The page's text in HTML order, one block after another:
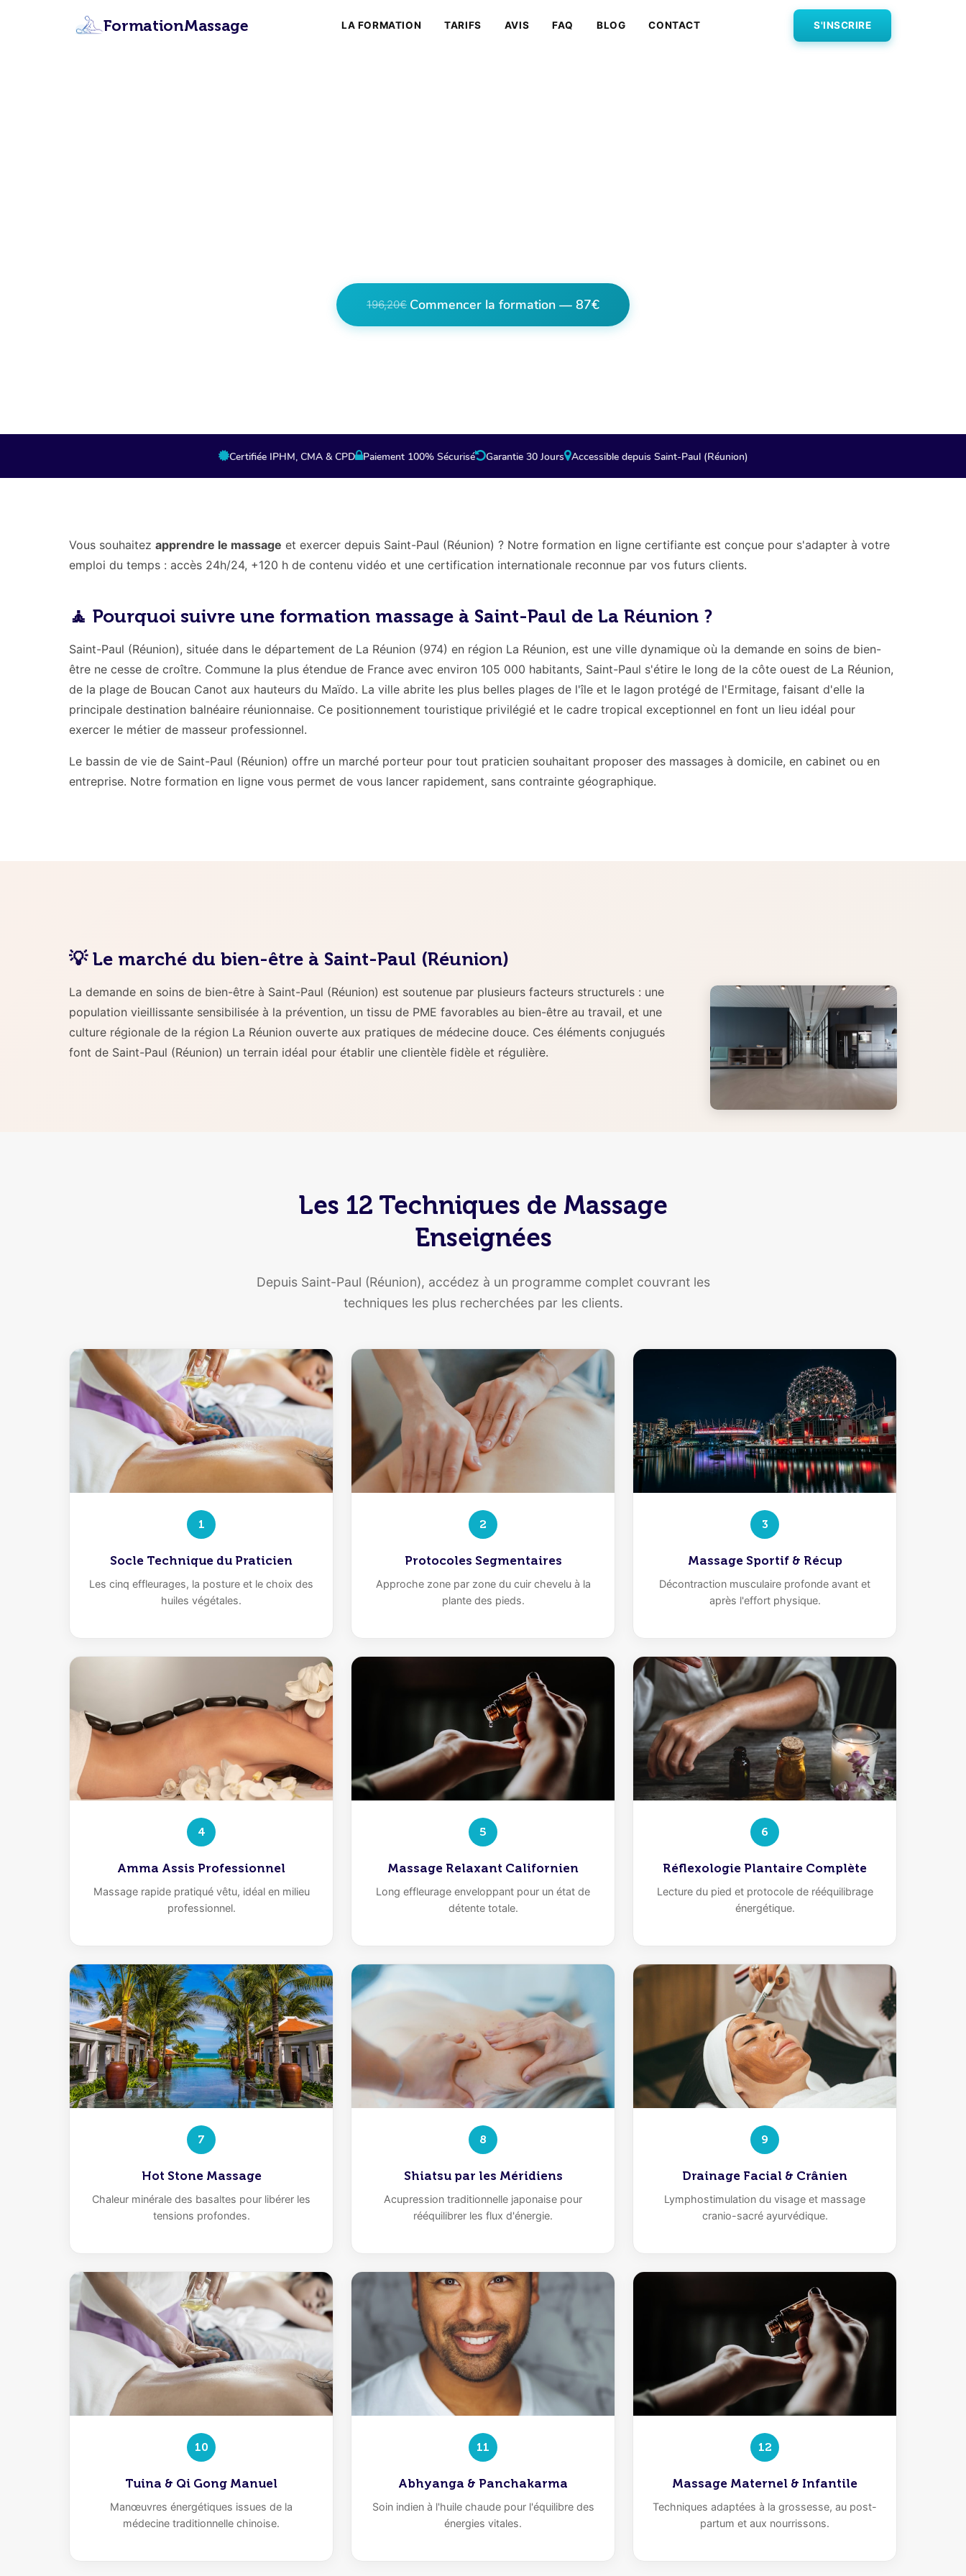
FormationMassage LA FORMATION TARIFS AVIS FAQ BLOG CONTACT S'INSCRIRE
196,20€ Commencer la formation — 87€
Certifiée IPHM, CMA & CPD Paiement 100% Sécurisé Garantie 30 Jours Accessible depuis Saint-Paul (Réunion)
Vous souhaitez apprendre le massage et exercer depuis Saint-Paul (Réunion) ? Notre formation en ligne certifiante est conçue pour s'adapter à votre
emploi du temps : accès 24h/24, +120 h de contenu vidéo et une certification internationale reconnue par vos futurs clients.
🧘 Pourquoi suivre une formation massage à Saint-Paul de La Réunion ?
Saint-Paul (Réunion), située dans le département de La Réunion (974) en région La Réunion, est une ville dynamique où la demande en soins de bien-
être ne cesse de croître. Commune la plus étendue de France avec environ 105 000 habitants, Saint-Paul s'étire le long de la côte ouest de La Réunion,
de la plage de Boucan Canot aux hauteurs du Maïdo. La ville abrite les plus belles plages de l'île et le lagon protégé de l'Ermitage, faisant d'elle la
principale destination balnéaire réunionnaise. Ce positionnement touristique privilégié et le cadre tropical exceptionnel en font un lieu idéal pour
exercer le métier de masseur professionnel.
Le bassin de vie de Saint-Paul (Réunion) offre un marché porteur pour tout praticien souhaitant proposer des massages à domicile, en cabinet ou en
entreprise. Notre formation en ligne vous permet de vous lancer rapidement, sans contrainte géographique.
💡 Le marché du bien-être à Saint-Paul (Réunion)
La demande en soins de bien-être à Saint-Paul (Réunion) est soutenue par plusieurs facteurs structurels : une
population vieillissante sensibilisée à la prévention, un tissu de PME favorables au bien-être au travail, et une
culture régionale de la région La Réunion ouverte aux pratiques de médecine douce. Ces éléments conjugués
font de Saint-Paul (Réunion) un terrain idéal pour établir une clientèle fidèle et régulière.
Les 12 Techniques de Massage
Enseignées
Depuis Saint-Paul (Réunion), accédez à un programme complet couvrant les
techniques les plus recherchées par les clients.
1
Socle Technique du Praticien
Les cinq effleurages, la posture et le choix des
huiles végétales.
2
Protocoles Segmentaires
Approche zone par zone du cuir chevelu à la
plante des pieds.
3
Massage Sportif & Récup
Décontraction musculaire profonde avant et
après l'effort physique.
4
Amma Assis Professionnel
Massage rapide pratiqué vêtu, idéal en milieu
professionnel.
5
Massage Relaxant Californien
Long effleurage enveloppant pour un état de
détente totale.
6
Réflexologie Plantaire Complète
Lecture du pied et protocole de rééquilibrage
énergétique.
7
Hot Stone Massage
Chaleur minérale des basaltes pour libérer les
tensions profondes.
8
Shiatsu par les Méridiens
Acupression traditionnelle japonaise pour
rééquilibrer les flux d'énergie.
9
Drainage Facial & Crânien
Lymphostimulation du visage et massage
cranio-sacré ayurvédique.
10
Tuina & Qi Gong Manuel
Manœuvres énergétiques issues de la
médecine traditionnelle chinoise.
11
Abhyanga & Panchakarma
Soin indien à l'huile chaude pour l'équilibre des
énergies vitales.
12
Massage Maternel & Infantile
Techniques adaptées à la grossesse, au post-
partum et aux nourrissons.